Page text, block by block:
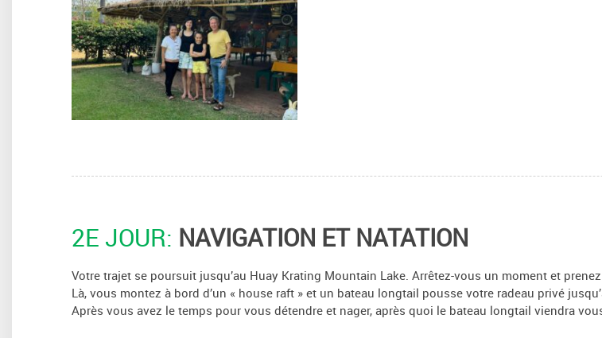
2E JOUR: NAVIGATION ET NATATION
Votre trajet se poursuit jusqu’au Huay Krating Mountain Lake. Arrêtez-vous un moment et
Là, vous montez à bord d’un « house raft » et un bateau longtail pousse votre radeau privé
Après vous avez le temps pour vous détendre et nager, après quoi le bateau longtail viendra